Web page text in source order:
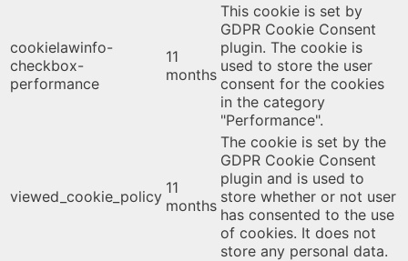
cookielawinfo-
checkbox-
performance
11
months
This cookie is set by
GDPR Cookie Consent
plugin. The cookie is
used to store the user
consent for the cookies
in the category
"Performance".
viewed_cookie_policy 11
months
The cookie is set by the
GDPR Cookie Consent
plugin and is used to
store whether or not user
has consented to the use
of cookies. It does not
store any personal data.